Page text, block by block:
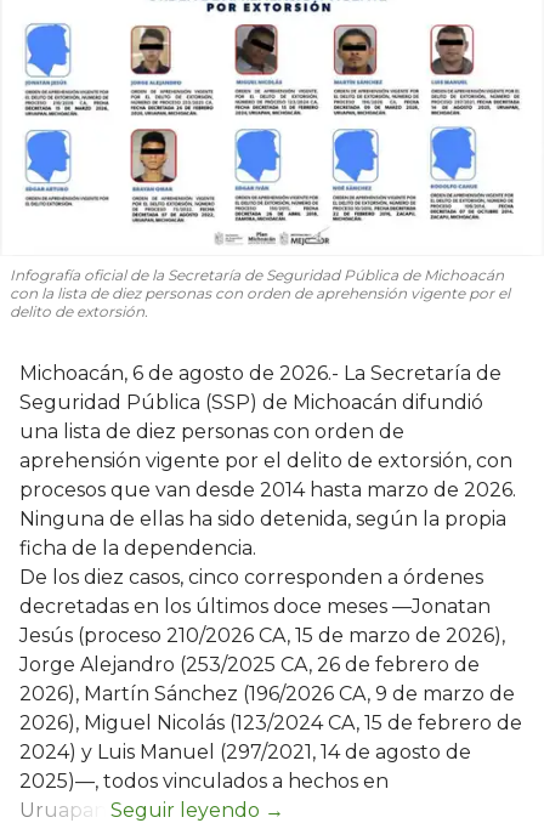
Infografía oficial de la Secretaría de Seguridad Pública de Michoacán
con la lista de diez personas con orden de aprehensión vigente por el
delito de extorsión.
Michoacán, 6 de agosto de 2026.- La Secretaría de
Seguridad Pública (SSP) de Michoacán difundió
una lista de diez personas con orden de
aprehensión vigente por el delito de extorsión, con
procesos que van desde 2014 hasta marzo de 2026.
Ninguna de ellas ha sido detenida, según la propia
ficha de la dependencia.
De los diez casos, cinco corresponden a órdenes
decretadas en los últimos doce meses —Jonatan
Jesús (proceso 210/2026 CA, 15 de marzo de 2026),
Jorge Alejandro (253/2025 CA, 26 de febrero de
2026), Martín Sánchez (196/2026 CA, 9 de marzo de
2026), Miguel Nicolás (123/2024 CA, 15 de febrero de
2024) y Luis Manuel (297/2021, 14 de agosto de
2025)—, todos vinculados a hechos en
Uruapan.